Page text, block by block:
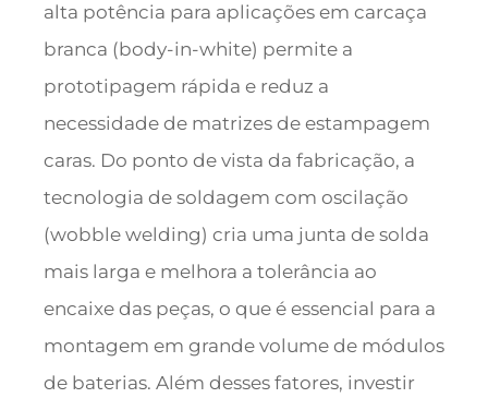
alta potência para aplicações em carcaça
branca (body-in-white) permite a
prototipagem rápida e reduz a
necessidade de matrizes de estampagem
caras. Do ponto de vista da fabricação, a
tecnologia de soldagem com oscilação
(wobble welding) cria uma junta de solda
mais larga e melhora a tolerância ao
encaixe das peças, o que é essencial para a
montagem em grande volume de módulos
de baterias. Além desses fatores, investir